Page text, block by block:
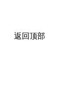
返回顶部